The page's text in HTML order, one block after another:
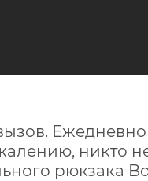
никто не
рюкзака